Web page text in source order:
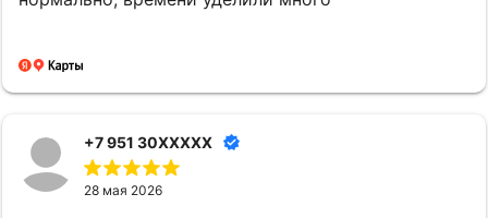
+7 951 30XXXXX
28 мая 2026
Всё, что важно для